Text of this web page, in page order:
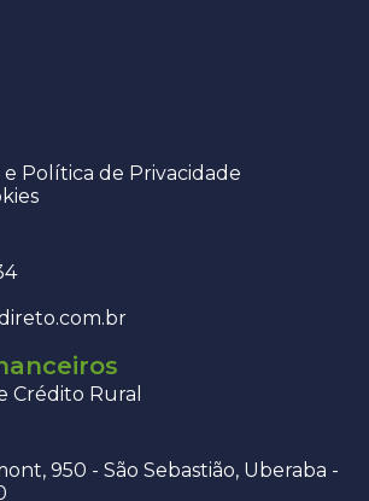
Política de Privacidade
Crédito Rural
950 - São Sebastião, Uberaba -